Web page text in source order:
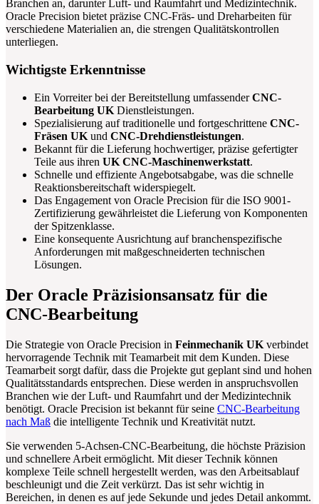
Branchen an, darunter Luft- und Raumfahrt und Medizintechnik.
Oracle Precision bietet präzise CNC-Fräs- und Dreharbeiten für
verschiedene Materialien an, die strengen Qualitätskontrollen
unterliegen.
Wichtigste Erkenntnisse
Ein Vorreiter bei der Bereitstellung umfassenderCNC-
Bearbeitung UK Dienstleistungen.
Spezialisierung auf traditionelle und fortgeschrittene CNC-
Fräsen UK und CNC-Drehdienstleistungen.
Bekannt für die Lieferung hochwertiger, präzise gefertigter
Teile aus ihren UK CNC-Maschinenwerkstatt.
Schnelle und effiziente Angebotsabgabe, was die schnelle
Reaktionsbereitschaft widerspiegelt.
Das Engagement von Oracle Precision für die ISO 9001-
Zertifizierung gewährleistet die Lieferung von Komponenten
der Spitzenklasse.
Eine konsequente Ausrichtung auf branchenspezifische
Anforderungen mit maßgeschneiderten technischen
Lösungen.
Der Oracle Präzisionsansatz für die
CNC-Bearbeitung
Die Strategie von Oracle Precision in Feinmechanik UK verbindet
hervorragende Technik mit Teamarbeit mit dem Kunden. Diese
Teamarbeit sorgt dafür, dass die Projekte gut geplant sind und hohen
Qualitätsstandards entsprechen. Diese werden in anspruchsvollen
Branchen wie der Luft- und Raumfahrt und der Medizintechnik
benötigt. Oracle Precision ist bekannt für seine CNC-Bearbeitung
nach Maß die intelligente Technik und Kreativität nutzt.
Sie verwenden 5-Achsen-CNC-Bearbeitung, die höchste Präzision
und schnellere Arbeit ermöglicht. Mit dieser Technik können
komplexe Teile schnell hergestellt werden, was den Arbeitsablauf
beschleunigt und die Zeit verkürzt. Das ist sehr wichtig in
Bereichen, in denen es auf jede Sekunde und jedes Detail ankommt.